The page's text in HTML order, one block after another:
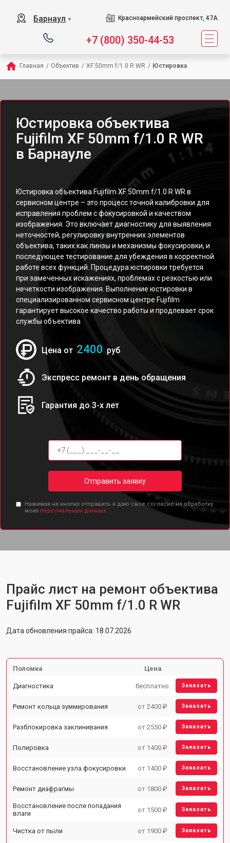
Барнаул ▼ Красноармейский проспект, 47А
+7 (800) 350-44-53
Главная / Объектив / XF 50mm f/1.0 R WR / Юстировка
Юстировка объектива
Fujifilm XF 50mm f/1.0 R WR
в Барнауле
Юстировка объектива Fujifilm XF 50mm f/1.0 R WR в
сервисном центре – это процесс точной калибровки для
исправления проблем с фокусировкой и качеством
изображения. Это включает диагностику для выявления
неточностей, регулировку внутренних элементов
объектива, таких как линзы и механизмы фокусировки, и
последующее тестирование для убеждения в корректной
работе всех функций. Процедура юстировки требуется
при замеченных искажениях, проблемах с резкостью или
нечеткости изображения. Выполнение юстировки в
специализированном сервисном центре Fujifilm
гарантирует высокое качество работы и продлевает срок
службы объектива
Цена от 2400 руб
Экспресс ремонт в день обращения
Гарантия до 3-х лет
Отправить заявку
Нажимая на кнопку отправить я даю свое согласие на обработку
моих персональных данных.
Прайс лист на ремонт объектива
Fujifilm XF 50mm f/1.0 R WR
Дата обновления прайса: 18.07.2026
Поломка Цена
Диагностика бесплатно Заказать
Ремонт кольца зуммирования от 2400 ₽ Заказать
Разблокировка заклинивания от 2550 ₽ Заказать
Полировка от 1400 ₽ Заказать
Восстановление узла фокусировки от 1400 ₽ Заказать
Ремонт диафрагмы от 1800 ₽ Заказать
Восстановление после попадания
влаги
от 1500 ₽ Заказать
Чистка от пыли от 1900 ₽ Заказать